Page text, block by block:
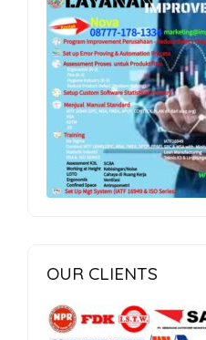
OUR CLIENTS